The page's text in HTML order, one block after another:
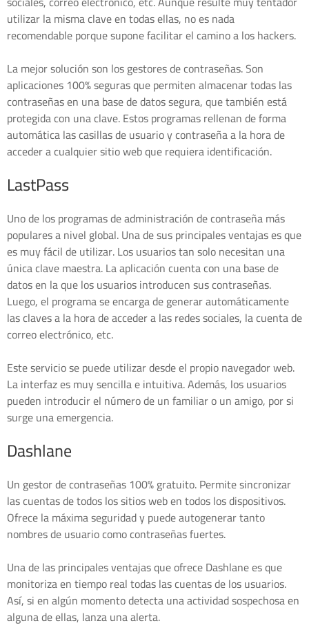
utilizar la misma clave en todas ellas, no es nada
recomendable porque supone facilitar el camino a los hackers.
La mejor solución son los gestores de contraseñas. Son
aplicaciones 100% seguras que permiten almacenar todas las
contraseñas en una base de datos segura, que también está
protegida con una clave. Estos programas rellenan de forma
automática las casillas de usuario y contraseña a la hora de
acceder a cualquier sitio web que requiera identificación.
LastPass
Uno de los programas de administración de contraseña más
populares a nivel global. Una de sus principales ventajas es que
es muy fácil de utilizar. Los usuarios tan solo necesitan una
única clave maestra. La aplicación cuenta con una base de
datos en la que los usuarios introducen sus contraseñas.
Luego, el programa se encarga de generar automáticamente
las claves a la hora de acceder a las redes sociales, la cuenta de
correo electrónico, etc.
Este servicio se puede utilizar desde el propio navegador web.
La interfaz es muy sencilla e intuitiva. Además, los usuarios
pueden introducir el número de un familiar o un amigo, por si
surge una emergencia.
Dashlane
Un gestor de contraseñas 100% gratuito. Permite sincronizar
las cuentas de todos los sitios web en todos los dispositivos.
Ofrece la máxima seguridad y puede autogenerar tanto
nombres de usuario como contraseñas fuertes.
Una de las principales ventajas que ofrece Dashlane es que
monitoriza en tiempo real todas las cuentas de los usuarios.
Así, si en algún momento detecta una actividad sospechosa en
alguna de ellas, lanza una alerta.